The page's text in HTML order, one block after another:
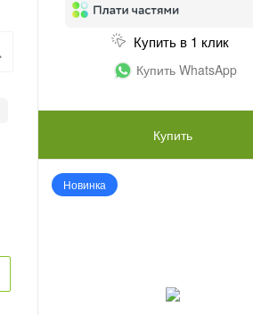
Купить в 1 клик
Купить WhatsApp
Купить
Новинка